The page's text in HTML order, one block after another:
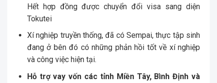
Hết hợp đồng được chuyển đổi visa sang diện
Tokutei
Xí nghiệp truyền thống, đã có Sempai, thực tập sinh
đang ở bên đó có những phản hồi tốt về xí nghiệp
và công việc hiện tại.
Hỗ trợ vay vốn các tỉnh Miền Tây, Bình Định và